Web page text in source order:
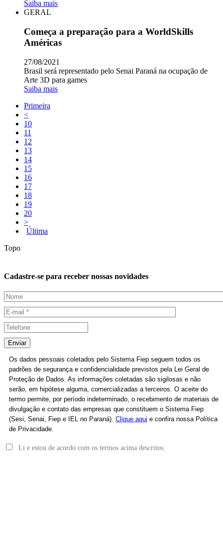
Saiba mais
GERAL
Começa a preparação para a WorldSkills
Américas
27/08/2021
Brasil será representado pelo Senai Paraná na ocupação de
Arte 3D para games
Saiba mais
Primeira
<
10
11
12
13
14
15
16
17
18
19
20
>
Última
Topo
Cadastre-se para receber nossas novidades
Enviar
Os dados pessoais coletados pelo Sistema Fiep seguem todos os
padrões de segurança e confidencialidade previstos pela Lei Geral de
Proteção de Dados. As informações coletadas são sigilosas e não
serão, em hipótese alguma, comercializadas a terceiros. O aceite do
termo permite, por período indeterminado, o recebimento de materiais de
divulgação e contato das empresas que constituem o Sistema Fiep
(Sesi, Senai, Fiep e IEL no Paraná). Clique aqui e confira nossa Política
de Privacidade.
Li e estou de acordo com os termos acima descritos.